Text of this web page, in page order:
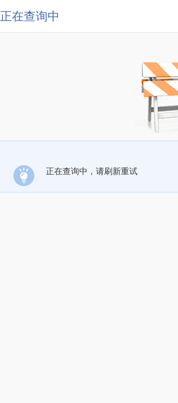
正在查询中
正在查询中，请刷新重试